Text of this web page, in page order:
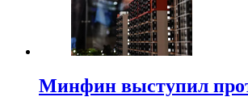
Минфин выступил